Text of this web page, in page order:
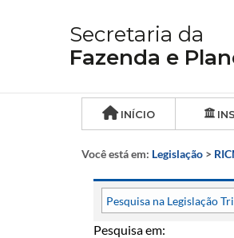
Secretaria da
Fazenda e
INÍCIO
Você está em: Legislação >
Pesquisa em: